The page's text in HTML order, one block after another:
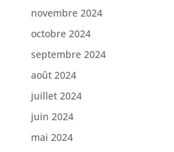
novembre 2024
octobre 2024
septembre 2024
août 2024
juillet 2024
juin 2024
mai 2024